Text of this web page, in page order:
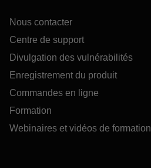
Nous contacter
Centre de support
Divulgation des vulnérabilités
Enregistrement du produit
Commandes en ligne
Formation
Webinaires et vidéos de formation